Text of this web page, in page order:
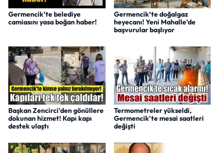
Germencik’te belediye
camiasını yasa boğan haber!
Germencik’te doğalgaz
heyecanı! Yeni Mahalle’de
başvurular başlıyor
Başkan Zencirci'den gönüllere
dokunan hizmet! Kapı kapı
destek ulaştı
Termometreler yükseldi,
Germencik'te mesai saatleri
değişti